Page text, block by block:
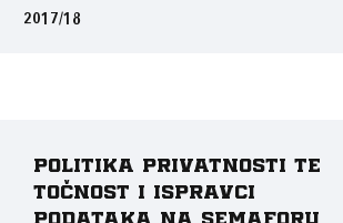
2017/18
Politika privatnosti te
točnost i ispravci